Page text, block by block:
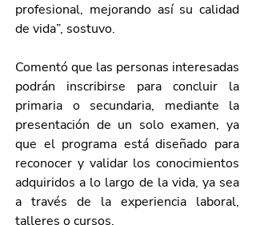
profesional, mejorando así su calidad
de vida”, sostuvo.
Comentó que las personas interesadas
podrán inscribirse para concluir la
primaria o secundaria, mediante la
presentación de un solo examen, ya
que el programa está diseñado para
reconocer y validar los conocimientos
adquiridos a lo largo de la vida, ya sea
a través de la experiencia laboral,
talleres o cursos.